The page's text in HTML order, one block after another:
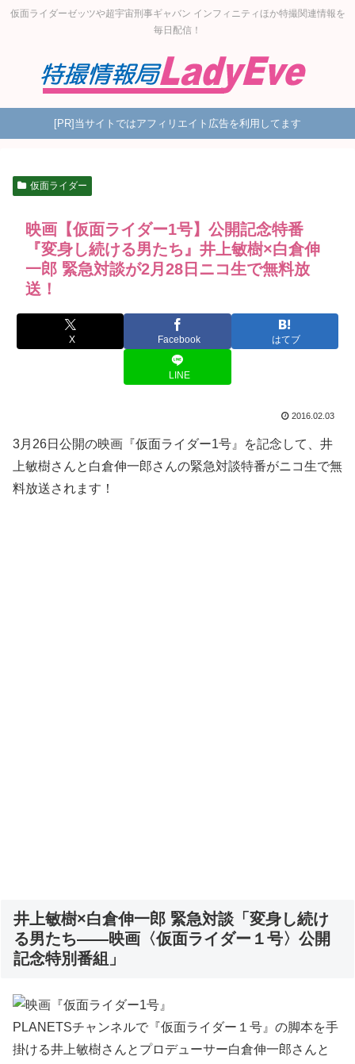
仮面ライダーゼッツや超宇宙刑事ギャバン インフィニティほか特撮関連情報を
毎日配信！
[PR]当サイトではアフィリエイト広告を利用してます
仮面ライダー
映画【仮面ライダー1号】公開記念特番
『変身し続ける男たち』井上敏樹×白倉伸
一郎 緊急対談が2月28日ニコ生で無料放
送！
X Facebook はてブ
LINE
2016.02.03
3月26日公開の映画『仮面ライダー1号』を記念して、井
上敏樹さんと白倉伸一郎さんの緊急対談特番がニコ生で無
料放送されます！
井上敏樹×白倉伸一郎 緊急対談「変身し続け
る男たち――映画〈仮面ライダー１号〉公開
記念特別番組」
PLANETSチャンネルで『仮面ライダー１号』の脚本を手
掛ける井上敏樹さんとプロデューサー白倉伸一郎さんと